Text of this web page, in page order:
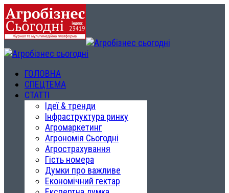
ГОЛОВНА
СПЕЦТЕМА
СТАТТІ
Ідеї & тренди
Інфраструктура ринку
Агромаркетинг
Агрономія Сьогодні
Агрострахування
Гість номера
Думки про важливе
Економічний гектар